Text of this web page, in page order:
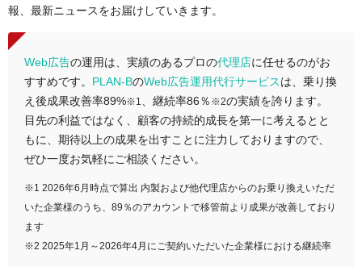
報、最新ニュースをお届けしていきます。
Web広告の運用は、実績のあるプロの代理店に任せるのがお
すすめです。 PLAN-BのWeb広告運用代行サービスは、乗り換
え後成果改善率89%※1、継続率86％ ※2の実績を誇ります。
目先の利益ではなく、顧客の持続的成長を第一に考えるとと
もに、期待以上の成果を出すことに注力しておりますので、
ぜひ一度お気軽にご相談ください。
※1 2026年6月時点で算出 内製および他代理店からのお乗り換えいただ
いた企業様のうち、89％のアカウントで移管前より成果が改善しており
ます
※2 2025年1月～2026年4月にご契約いただいた企業様における継続率